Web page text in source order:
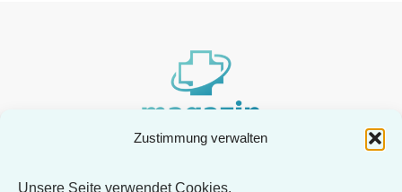
Zustimmung verwalten
Unsere Seite verwendet Cookies.